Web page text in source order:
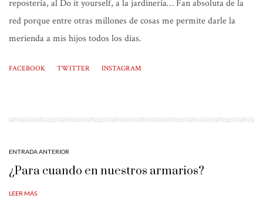
repostería, al Do it yourself, a la jardinería… Fan absoluta de la
red porque entre otras millones de cosas me permite darle la
merienda a mis hijos todos los días.
FACEBOOK TWITTER INSTAGRAM
ENTRADA ANTERIOR
¿Para cuando en nuestros armarios?
LEER MÁS